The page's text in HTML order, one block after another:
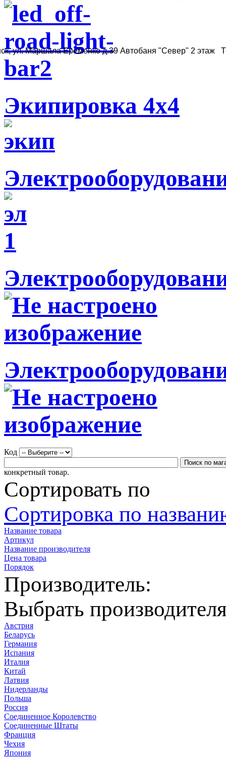
ул. Маршала Еременко д.39 Автобаня "Север" 2 этаж
Экипировка 4х4
Код
конкретный товар.
Сортировать по
Сортировка по
Название товара
Артикул
Название производителя
Цена товара
Порядок
Производитель:
Выбрать
Австрия
Беларусь
Германия
Испания
Италия
Китай
Латвия
Нидерланды
Польша
Россия
Соединенное Королевство
Соединенные Штаты
Франция
Чехия
Япония